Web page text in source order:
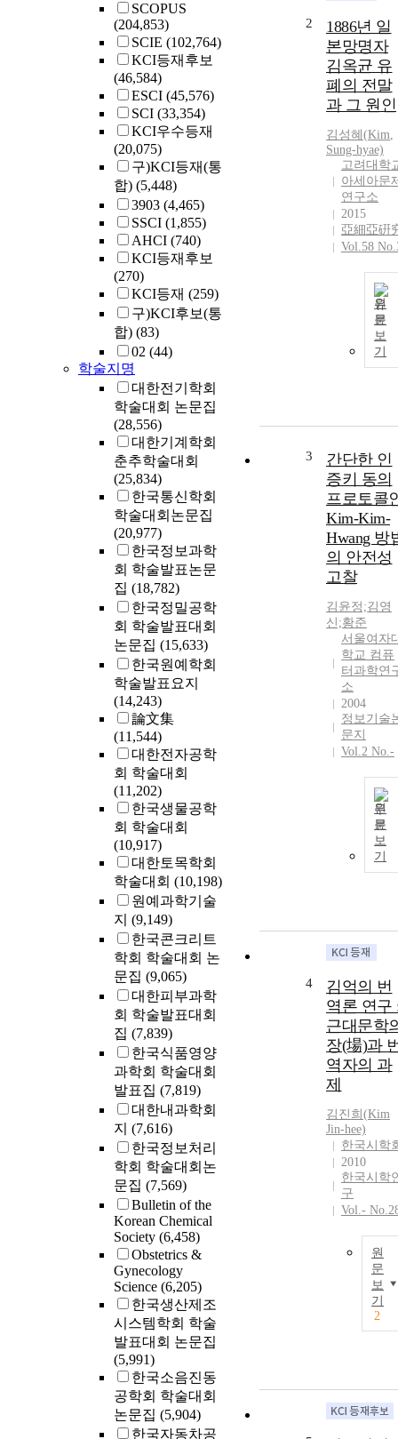
SCOPUS
(204,853)
SCIE (102,764)
KCI등재후보
(46,584)
ESCI (45,576)
SCI (33,354)
KCI우수등재
(20,075)
구)KCI등재(통
합) (5,448)
3903 (4,465)
SSCI (1,855)
AHCI (740)
KCI등재후보
(270)
KCI등재 (259)
구)KCI후보(통
합) (83)
02 (44)
학술지명
대한전기학회
학술대회 논문집
(28,556)
대한기계학회
춘추학술대회
(25,834)
한국통신학회
학술대회논문집
(20,977)
한국정보과학
회 학술발표논문
집 (18,782)
한국정밀공학
회 학술발표대회
논문집 (15,633)
한국원예학회
학술발표요지
(14,243)
論文集
(11,544)
대한전자공학
회 학술대회
(11,202)
한국생물공학
회 학술대회
(10,917)
대한토목학회
학술대회 (10,198)
원예과학기술
지 (9,149)
한국콘크리트
학회 학술대회 논
문집 (9,065)
대한피부과학
회 학술발표대회
집 (7,839)
한국식품영양
과학회 학술대회
발표집 (7,819)
대한내과학회
지 (7,616)
한국정보처리
학회 학술대회논
문집 (7,569)
Bulletin of the
Korean Chemical
Society (6,458)
Obstetrics &
Gynecology
Science (6,205)
한국생산제조
시스템학회 학술
발표대회 논문집
(5,991)
한국소음진동
공학회 학술대회
논문집 (5,904)
한국자동차공
2
1886년 일
본망명자
김옥균 유
폐의 전말
과 그 원인
김성혜(Kim,
Sung-hyae)
고려대학
아세아문
연구소
2015
亞細亞硏
Vol.58
원
문
보
기
3
간단한 인
증키 동의
프로토콜
Kim-Kim-
Hwang 방
의 안전성
고찰
김윤정;김영
신;황준
서울여자
학교 컴퓨
터과학연
소
2004
정보기술
문지
Vol.2 No.-
원
문
보
기
4
김억의 번
역론 연구
근대문학
장(場)과
역자의 과
제
김진희(Kim
Jin-hee)
한국시학
2010
한국시학
구
Vol.-
원
문
보
기
2